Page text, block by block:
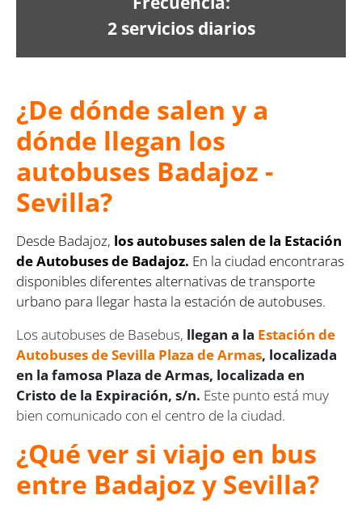
2 servicios diarios
¿De dónde salen y a
dónde llegan los
autobuses Badajoz -
Sevilla?
Desde Badajoz, los autobuses salen de la Estación
de Autobuses de Badajoz. En la ciudad encontraras
disponibles diferentes alternativas de transporte
urbano para llegar hasta la estación de autobuses.
Los autobuses de Basebus, llegan a la Estación de
Autobuses de Sevilla Plaza de Armas, localizada
en la famosa Plaza de Armas, localizada en
Cristo de la Expiración, s/n. Este punto está muy
bien comunicado con el centro de la ciudad.
¿Qué ver si viajo en bus
entre Badajoz y Sevilla?